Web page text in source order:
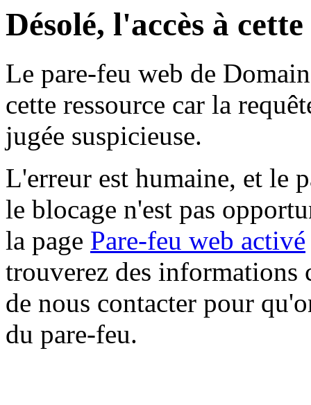
Désolé, l'accès à
Le pare-feu web de
cette ressource car la
jugée suspicieuse.
L'erreur est humaine, et le
le blocage n'est pas
la page Pare-feu web activé
trouverez des informations
de nous contacter pour
du pare-feu.